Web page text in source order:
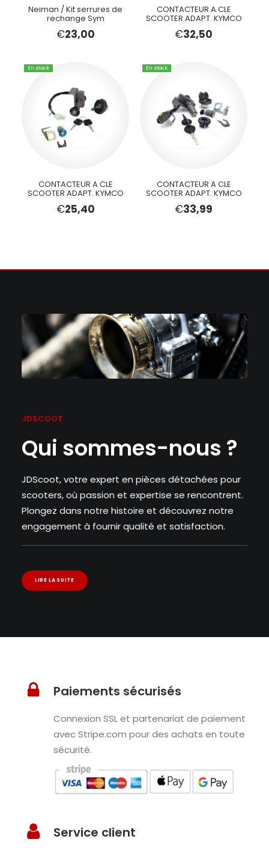
Neiman / Kit serrures de
rechange Sym
€23,00
CONTACTEUR A CLE
SCOOTER ADAPT. KYMCO
€32,50
CONTACTEUR A CLE
SCOOTER ADAPT. KYMCO
€25,40
En stock
CONTACTEUR A CLE
SCOOTER ADAPT. KYMCO
€33,99
En stock
JDSCOOT
Qui sommes-nous ?
JDScoot, votre expert en pièces détachées pour
scooters, où passion et expertise se rencontrent.
Plongez dans notre histoire et découvrez notre
engagement à fournir qualité et satisfaction.
LIRE LA SUITE
Paiements sécurisés
Connexion SSL et partenariat de paiement
avec Stripe.com pour des achats en toute
sécurité.
Service client